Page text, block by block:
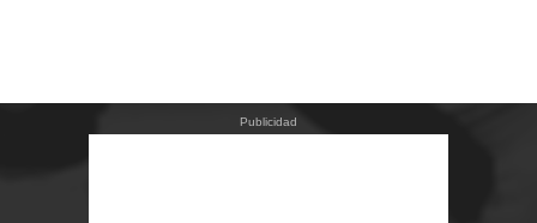
Publicidad